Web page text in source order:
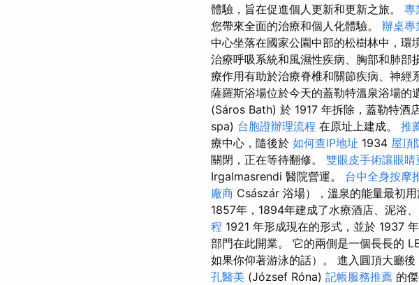
體驗，旨在促進個人更新和更新之旅。 專
您帶來全面的治療和個人化體驗。 辦桌專
中心坐落在國家公園中部的松樹林中，環
治療呼吸系統和風濕性疾病、胸部和肺部
療作用有助於治療脊椎和關節疾病、神經
薩羅斯浴場位於今天的蓋勒特溫泉浴場
(Sáros Bath) 於 1917 年拆除，蓋勒特
spa) 台胞證辦理流程 在原址上建成。 推
療中心，隨後於 如何查IP地址 1934 屋頂
關閉，正在等待翻修。 雙眼皮手術讓眼睛
Irgalmasrendi 醫院營運。 台中全身按摩
廠商 Császár 浴場），溫泉的能量最初
1857年，1894年建成了水療酒店、泥浴
程 1921 年形成現在的形式，並於 1937
部門在此開業。 它的兩側是一個長長的
如果你仰著游泳的話）。 進入圓頂大廳
孔醫美 (József Róna) 記帳服務推薦 的